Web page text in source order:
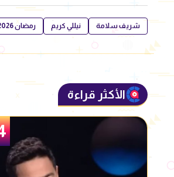
شريف سلامة نيللي كريم رمضان 2026
الأكثر قراءة